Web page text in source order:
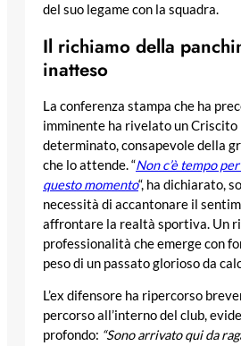
del suo legame con la squadra.
Il richiamo della
inatteso
La conferenza stampa che ha
imminente ha rivelato un Criscito
determinato, consapevole della
che lo attende. “Non c’è tempo
questo momento“, ha dichiarato,
necessità di accantonare il
affrontare la realtà sportiva. Un
professionalità che emerge con
peso di un passato glorioso da
L’ex difensore ha ripercorso
percorso all’interno del club,
profondo: “Sono arrivato qui da